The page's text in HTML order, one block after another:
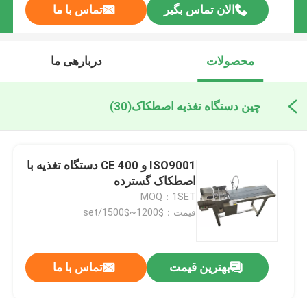
الان تماس بگیر تماس با ما
محصولات دربارهی ما
چین دستگاه تغذیه اصطکاک(30)
ISO9001 و CE 400 دستگاه تغذیه با
اصطکاک گسترده
MOQ：1SET
قیمت：$1200~$1500/set
بهترین قیمت تماس با ما